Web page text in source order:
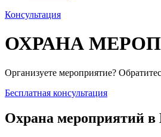
Консультация
ОХРАНА
Организуете мероприятие?
Бесплатная консультация
Охрана мероприятий